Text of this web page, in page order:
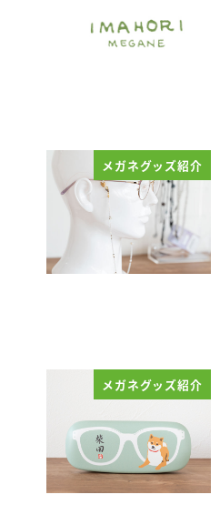
メガネグッズ紹介
メガネグッズ紹介